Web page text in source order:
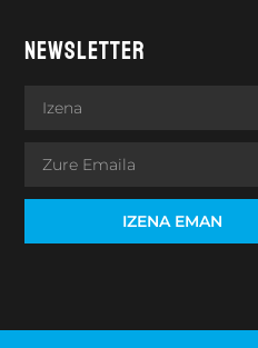
NEWSLETTER
IZENA EMAN